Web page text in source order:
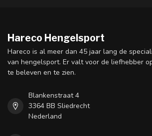
Hareco Hengelsport
Hareco is al meer dan 45 jaar lang de
van hengelsport. Er valt voor de liefhebber
te beleven en te zien.
Blankenstraat 4
3364 BB Sliedrecht
Nederland